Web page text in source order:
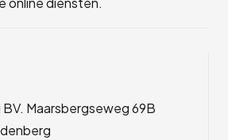
Maarsbergseweg 69B